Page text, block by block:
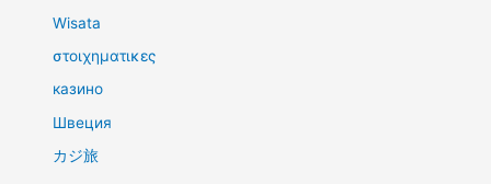
Wisata
στοιχηματικες
казино
Швеция
カジ旅